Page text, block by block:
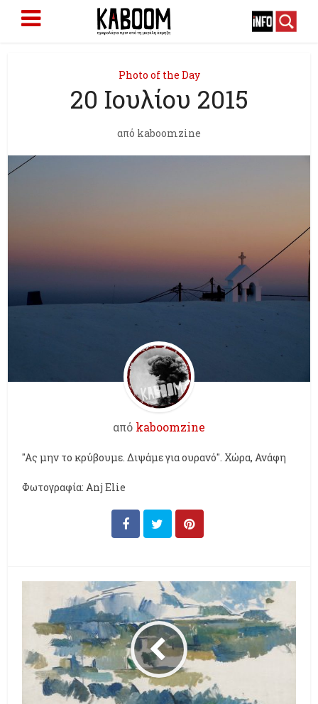
Photo of the Day
20 Ιουλίου 2015
από kaboomzine
από kaboomzine
"Aς μην το κρύβουμε. Διψάμε για ουρανό". Χώρα, Ανάφη
Φωτογραφία: Αnj Elie